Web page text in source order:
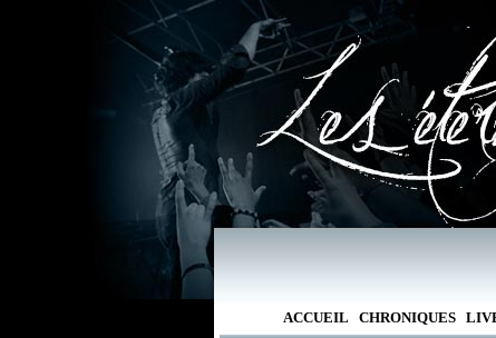
ACCUEIL CHRONIQUES